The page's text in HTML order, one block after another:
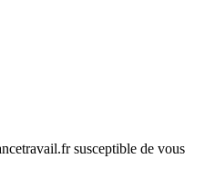
susceptible de vous